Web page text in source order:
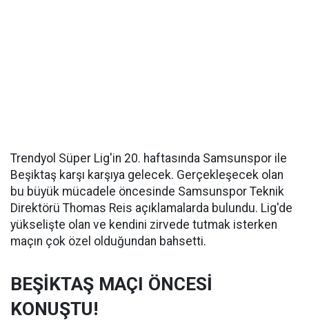
Trendyol Süper Lig'in 20. haftasında Samsunspor ile
Beşiktaş karşı karşıya gelecek. Gerçekleşecek olan
bu büyük mücadele öncesinde Samsunspor Teknik
Direktörü Thomas Reis açıklamalarda bulundu. Lig'de
yükselişte olan ve kendini zirvede tutmak isterken
maçın çok özel olduğundan bahsetti.
BEŞİKTAŞ MAÇI ÖNCESİ
KONUŞTU!